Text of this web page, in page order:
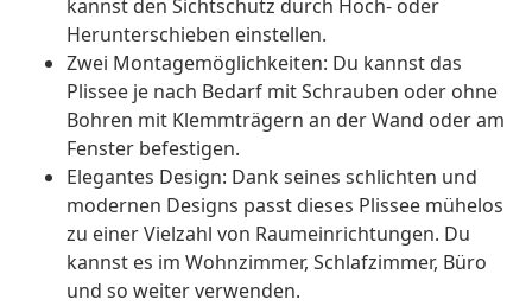
kannst den Sichtschutz durch Hoch- oder
Herunterschieben einstellen.
Zwei Montagemöglichkeiten: Du kannst das
Plissee je nach Bedarf mit Schrauben oder ohne
Bohren mit Klemmträgern an der Wand oder am
Fenster befestigen.
Elegantes Design: Dank seines schlichten und
modernen Designs passt dieses Plissee mühelos
zu einer Vielzahl von Raumeinrichtungen. Du
kannst es im Wohnzimmer, Schlafzimmer, Büro
und so weiter verwenden.